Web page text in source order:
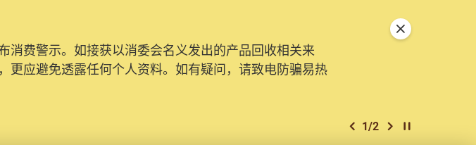
消费警示。如接获以消委会名义发出的产品回收相关来
更应避免透露任何个人资料。如有疑问，请致电防骗易热
上一个
1/2 下一个开始/暂停幻灯
关闭特別通告